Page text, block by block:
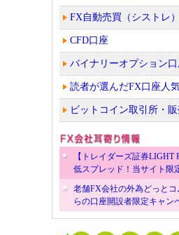
FX自動売買（シストレ
CFD口座
バイナリーオプション口
読者が選んだFX口座人
ビットコイン取引所・
【トレイダーズ証券LIGHT
低スプレッド！当サイト限
老舗FX会社の外為どっと
らの口座開設者限定キャン